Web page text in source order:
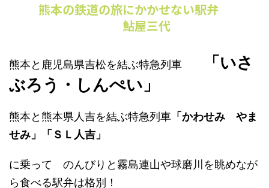
熊本の鉄道の旅にかかせない駅弁
鮎屋三代
熊本と鹿児島県吉松を結ぶ特急列車
「いさ
ぶろう・しんぺい」
熊本と熊本県人吉を結ぶ特急列車 「かわせみ やま
せみ」「ＳＬ人吉」
に乗って のんびりと霧島連山や球磨川を眺めなが
ら食べる駅弁は格別！